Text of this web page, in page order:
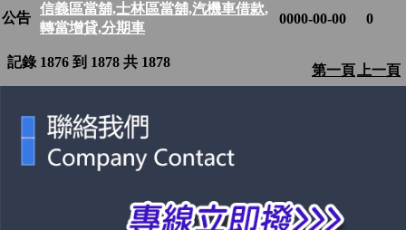
公告
信義區當舖,士林區當舖,汽機車借款,
轉當增貸,分期車
0000-00-00 0
記錄 1876 到 1878 共 1878
第一頁 上一頁